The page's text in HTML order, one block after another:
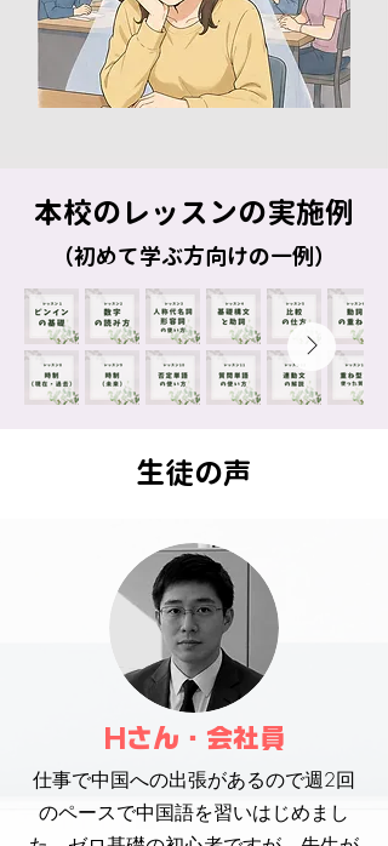
本校のレッスンの実施例
（初めて学ぶ方向けの一例）
​生徒の声
Hさん・会社員
仕事で中国への出張があるので週2回
のペースで中国語を習いはじめまし